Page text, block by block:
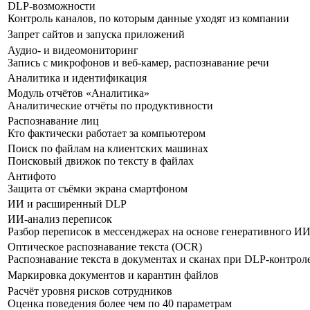
DLP-возможности
Контроль каналов, по которым данные уходят из компании
Запрет сайтов и запуска приложений
Аудио- и видеомониторинг
Запись с микрофонов и веб-камер, распознавание речи
Аналитика и идентификация
Модуль отчётов «Аналитика»
Аналитические отчёты по продуктивности
Распознавание лиц
Кто фактически работает за компьютером
Поиск по файлам на клиентских машинах
Поисковый движок по тексту в файлах
Антифото
Защита от съёмки экрана смартфоном
ИИ и расширенный DLP
ИИ-анализ переписок
Разбор переписок в мессенджерах на основе генеративного ИИ
Оптическое распознавание текста (OCR)
Распознавание текста в документах и сканах при DLP-
Маркировка документов и карантин файлов
Расчёт уровня рисков сотрудников
Оценка поведения более чем по 40 параметрам